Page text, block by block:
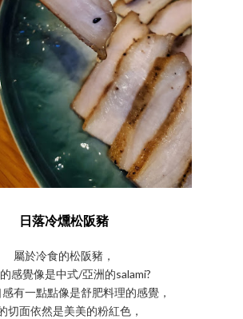
日落冷燻松阪豬
屬於冷食的松阪豬，
感覺像是中式/亞洲的salami?
有一點點像是舒肥料理的感覺，
切面依然是美美的粉紅色，